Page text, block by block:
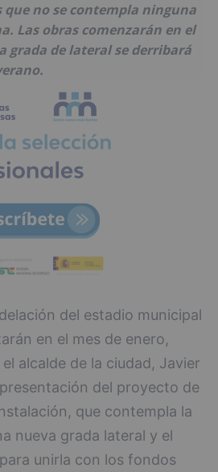
no se contempla ninguna
Las obras comenzarán en el
grada de lateral se derribará
del estadio municipal
en el mes de enero,
alcalde de la ciudad, Javier
del proyecto de
que contempla la
nueva grada lateral y el
unirla con los fondos